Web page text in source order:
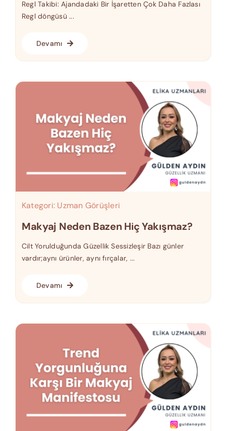
Regl Takibi: Ajandadaki Bir İşaretten Çok Daha Fazlası
Regl döngüsü ...
Devamı
Kategori: Uzman Görüşleri
Makyaj Neden Bazen Hiç Yakışmaz?
Cilt Yorulduğunda Güzellik Sessizleşir Bazı günler
vardır;aynı ürünler, aynı fırçalar, ...
Devamı